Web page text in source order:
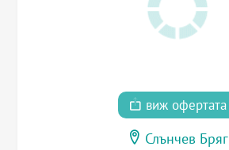
виж офертата
Слънчев Бряг